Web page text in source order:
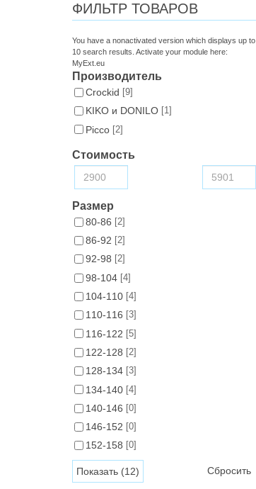
ФИЛЬТР ТОВАРОВ
You have a nonactivated version which displays up to
10 search results. Activate your module here:
MyExt.eu
Производитель
Croсkid [9]
KIKO и DONILO [1]
Picco [2]
Стоимость
Размер
80-86 [2]
86-92 [2]
92-98 [2]
98-104 [4]
104-110 [4]
110-116 [3]
116-122 [5]
122-128 [2]
128-134 [3]
134-140 [4]
140-146 [0]
146-152 [0]
152-158 [0]
Сбросить